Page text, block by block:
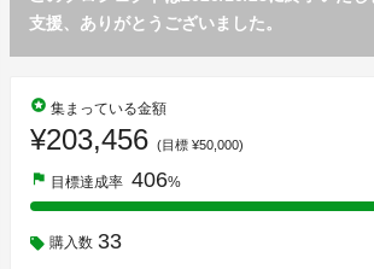
支援、ありがとうございました。
stars 集まっている金額
¥203,456 (目標 ¥50,000)
flag 目標達成率 406%
購入数 33